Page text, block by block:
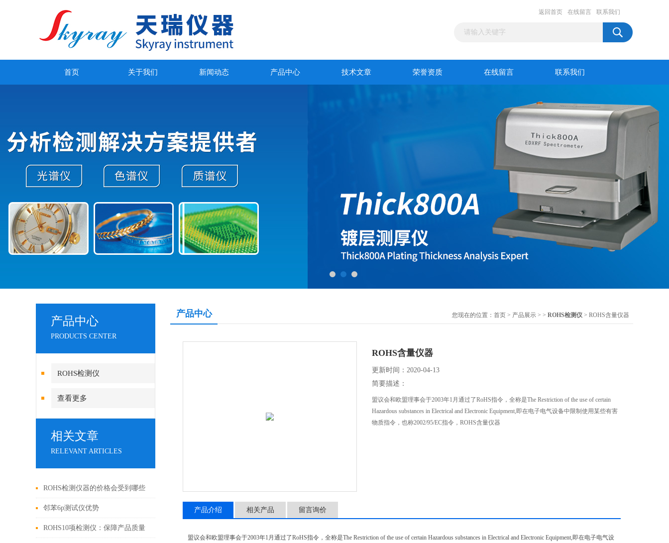
返回首页 在线留言 联系我们
首页 关于我们 新闻动态 产品中心 技术文章 荣誉资质 在线留言 联系我们
产品中心
PRODUCTS CENTER
ROHS检测仪
查看更多
相关文章
RELEVANT ARTICLES
ROHS检测仪器的价格会受到哪些
因素的影响
邻苯6p测试仪优势
ROHS10项检测仪：保障产品质量
产品中心 您现在的位置： 首页 > 产品展示 > > ROHS检测仪 > ROHS含量仪器
ROHS含量仪器
更新时间：2020-04-13
简要描述：
盟议会和欧盟理事会于2003年1月通过了RoHS指令，全称是The Restriction of the use of certain
Hazardous substances in Electrical and Electronic Equipment,即在电子电气设备中限制使用某些有害
物质指令，也称2002/95/EC指令，ROHS含量仪器
产品介绍 相关产品 留言询价
盟议会和欧盟理事会于2003年1月通过了RoHS指令，全称是The Restriction of the use of certain Hazardous substances in Electrical and Electronic Equipment,即在电子电气设